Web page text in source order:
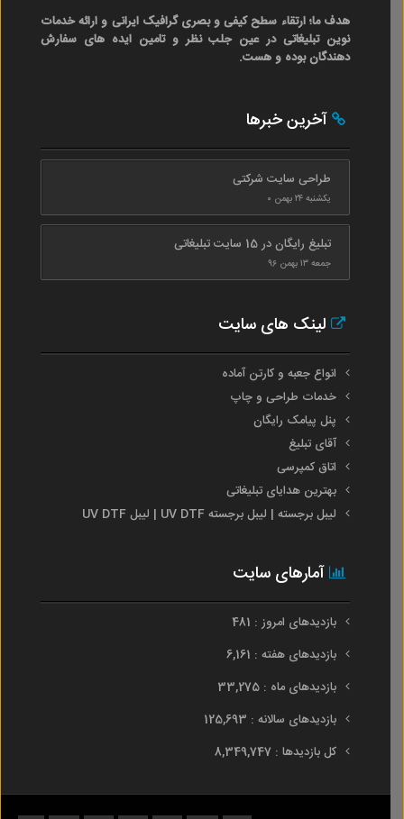
هدف ما؛ ارتقاء سطح کیفی و بصری گرافیک ایرانی و ارائه خدمات
نوین تبلیغاتی در عین جلب نظر و تامین ایده های سفارش
دهندگان بوده و هست.
آخرین خبرها
طراحی سایت شرکتی
یکشنبه ۲۴ بهمن ۰
تبلیغ رایگان در 15 سایت تبلیغاتی
جمعه ۱۳ بهمن ۹۶
لینک های سایت
انواع جعبه و کارتن آماده
خدمات طراحی و چاپ
پنل پیامک رایگان
آقای تبلیغ
اتاق کمپرسی
بهترین هدایای تبلیغاتی
لیبل برجسته | لیبل برجسته UV DTF | لیبل UV DTF
آمارهای سایت
بازدیدهای امروز : 481
بازدیدهای هفته : 6,161
بازدیدهای ماه : 33,275
بازدیدهای سالانه : 125,693
کل بازدیدها : 8,349,747